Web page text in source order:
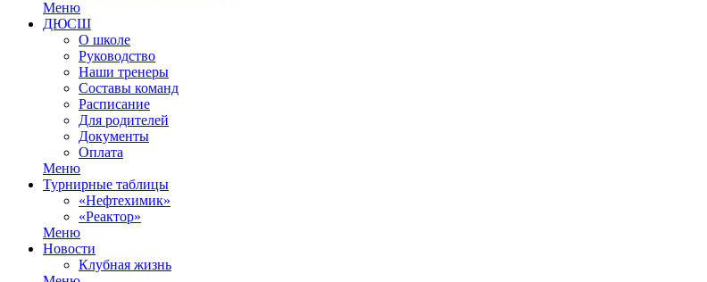
Меню
ДЮСШ
О школе
Руководство
Наши тренеры
Составы команд
Расписание
Для родителей
Документы
Оплата
Меню
Турнирные таблицы
«Нефтехимик»
«Реактор»
Меню
Новости
Клубная жизнь